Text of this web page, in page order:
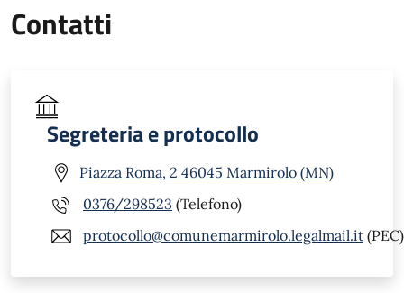
Contatti
Segreteria e protocollo
Piazza Roma, 2 46045 Marmirolo (MN)
0376/298523 (Telefono)
protocollo@comunemarmirolo.legalmail.it (PEC)